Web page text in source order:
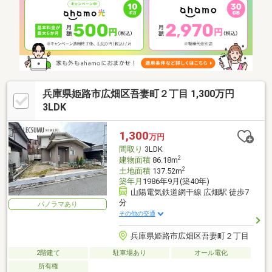
兵庫県姫路市広畑区吾妻町２丁目 1,300万円
3LDK
パノラマあり
1,300万円
間取り 3LDK
建物面積86.18m2
土地面積137.52m2
築年月 1986年9月(築40年)
山陽電気鉄道網干線 広畑駅 徒歩7
分
その他の交通
兵庫県姫路市広畑区吾妻町２丁目
2階建て 駐車場あり
オール電化
所有権